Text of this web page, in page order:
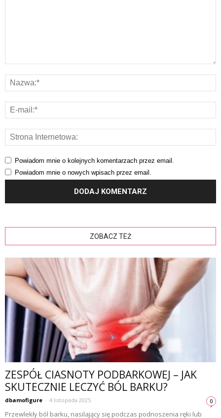
Powiadom mnie o kolejnych komentarzach przez email.
Powiadom mnie o nowych wpisach przez email.
ZOBACZ TEŻ
ZESPÓŁ CIASNOTY PODBARKOWEJ – JAK
SKUTECZNIE LECZYĆ BÓL BARKU?
dbamofigure - 4 listopada 2025 0
Przewlekły ból barku, nasilający się podczas podnoszenia ręki lub